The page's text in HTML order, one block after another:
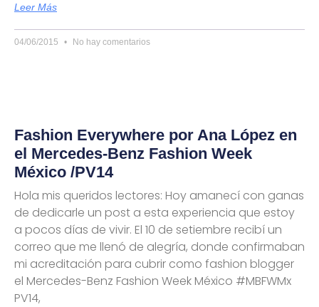
Leer Más
04/06/2015 No hay comentarios
Fashion Everywhere por Ana López en
el Mercedes-Benz Fashion Week
México /PV14
Hola mis queridos lectores: Hoy amanecí con ganas
de dedicarle un post a esta experiencia que estoy
a pocos días de vivir. El 10 de setiembre recibí un
correo que me llenó de alegría, donde confirmaban
mi acreditación para cubrir como fashion blogger
el Mercedes-Benz Fashion Week México #MBFWMx
PV14,